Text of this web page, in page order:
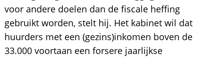
voor andere doelen dan de fiscale heffing
gebruikt worden, stelt hij. Het kabinet wil dat
huurders met een (gezins)inkomen boven de 
33.000 voortaan een forsere jaarlijkse